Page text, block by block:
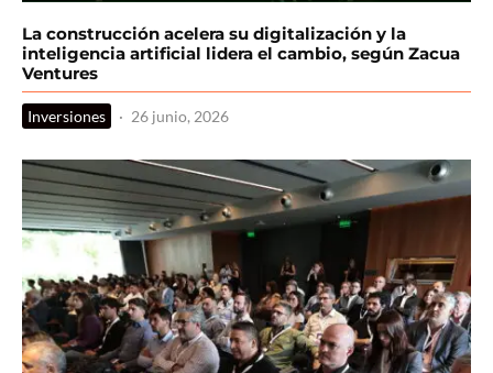
La construcción acelera su digitalización y la
inteligencia artificial lidera el cambio, según Zacua
Ventures
Inversiones · 26 junio, 2026